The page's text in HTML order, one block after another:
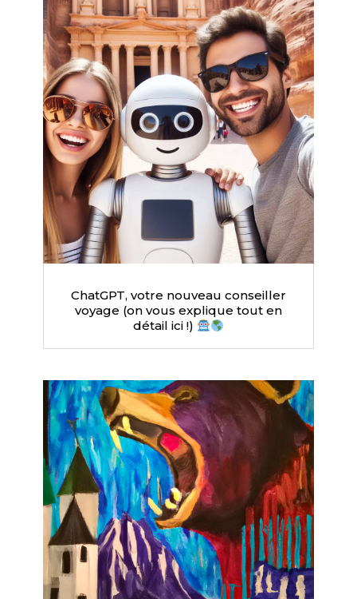
ChatGPT, votre nouveau conseiller
voyage (on vous explique tout en
détail ici !)